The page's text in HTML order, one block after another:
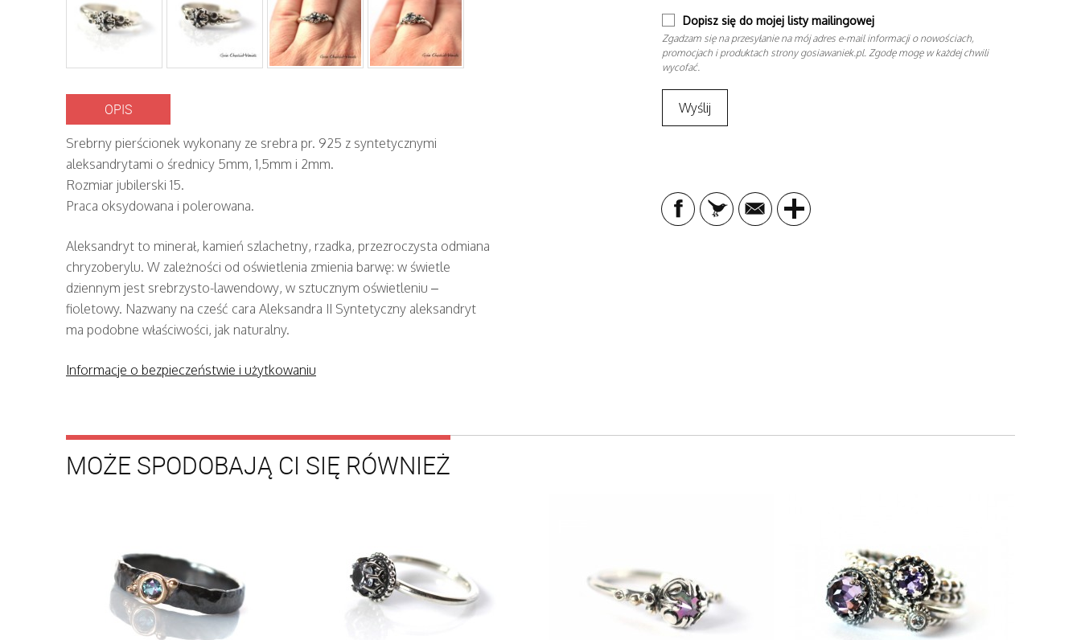
OPIS
Srebrny pierścionek wykonany ze srebra pr. 925 z syntetycznymi
aleksandrytami o średnicy 5mm, 1,5mm i 2mm.
Rozmiar jubilerski 15.
Praca oksydowana i polerowana.
Aleksandryt to minerał, kamień szlachetny, rzadka, przezroczysta odmiana
chryzoberylu. W zależności od oświetlenia zmienia barwę: w świetle
dziennym jest srebrzysto-lawendowy, w sztucznym oświetleniu –
fioletowy. Nazwany na cześć cara Aleksandra II Syntetyczny aleksandryt
ma podobne właściwości, jak naturalny.
Informacje o bezpieczeństwie i użytkowaniu
Dopisz się do mojej listy mailingowej
Zgadzam się na przesyłanie na mój adres e-mail informacji o nowościach,
promocjach i produktach strony gosiawaniek.pl. Zgodę mogę w każdej chwili
wycofać.
MOŻE SPODOBAJĄ CI SIĘ RÓWNIEŻ